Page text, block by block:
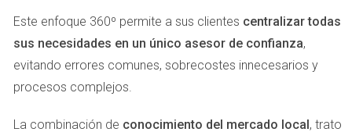
sobre la propiedad.
Familiarízate con el proceso de firma del contrato y
los derechos del comprador.
Recuerda que el conocimiento es poder; estar bien
problemas futuros.
Este enfoque 360º permite a sus clientes centralizar todas
sus necesidades en un único asesor de confianza,
evitando errores comunes, sobrecostes innecesarios y
procesos complejos.
La combinación de conocimiento del mercado local, trato